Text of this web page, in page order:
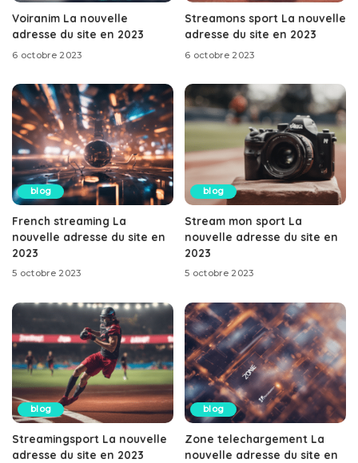
Voiranim La nouvelle
adresse du site en 2023
6 octobre 2023
Streamons sport La nouvelle
adresse du site en 2023
6 octobre 2023
blog
French streaming La
nouvelle adresse du site en
2023
5 octobre 2023
blog
Stream mon sport La
nouvelle adresse du site en
2023
5 octobre 2023
blog
Streamingsport La nouvelle
adresse du site en 2023
blog
Zone telechargement La
nouvelle adresse du site en